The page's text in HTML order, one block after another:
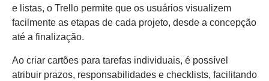
e listas, o Trello permite que os usuários visualizem
facilmente as etapas de cada projeto, desde a concepção
até a finalização.
Ao criar cartões para tarefas individuais, é possível
atribuir prazos, responsabilidades e checklists, facilitando